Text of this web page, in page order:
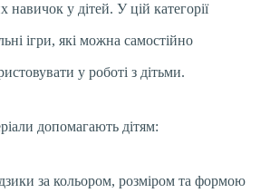
навичок у дітей. У цій категорії
ігри, які можна самостійно
у роботі з дітьми.
допомагають дітям:
за кольором, розміром та формою